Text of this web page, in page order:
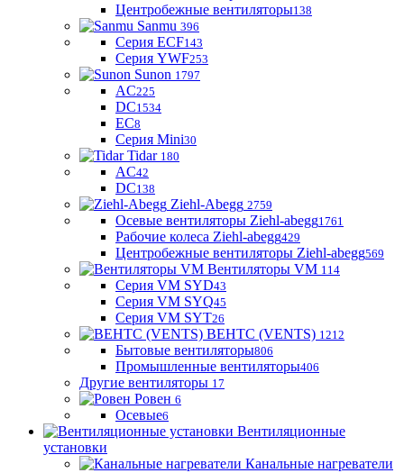
Центробежные вентиляторы138
Sanmu 396
Серия ECF143
Серия YWF253
Sunon 1797
AC225
DC1534
EC8
Серия Mini30
Tidar 180
AC42
DC138
Ziehl-Abegg 2759
Осевые вентиляторы Ziehl-abegg1761
Рабочие колеса Ziehl-abegg429
Центробежные вентиляторы Ziehl-abegg569
Вентиляторы VM 114
Серия VM SYD43
Серия VM SYQ45
Серия VM SYT26
ВЕНТС (VENTS) 1212
Бытовые вентиляторы806
Промышленные вентиляторы406
Другие вентиляторы 17
Ровен 6
Осевые6
Вентиляционные
установки
Канальные нагреватели